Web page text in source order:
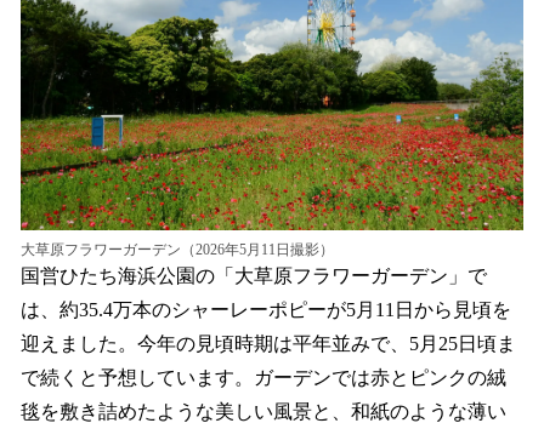
み
込
み
中
で
す
大草原フラワーガーデン（2026年5月11日撮影）
国営ひたち海浜公園の「大草原フラワーガーデン」で
は、約35.4万本のシャーレーポピーが5月11日から見頃を
迎えました。今年の見頃時期は平年並みで、5月25日頃ま
で続くと予想しています。ガーデンでは赤とピンクの絨
毯を敷き詰めたような美しい風景と、和紙のような薄い